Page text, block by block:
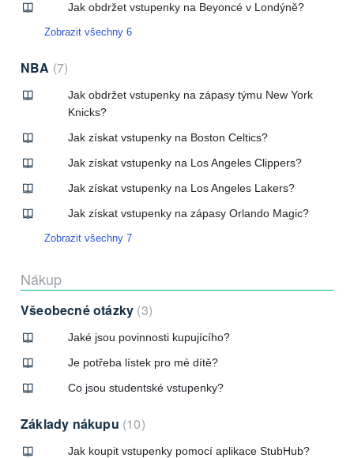
Jak obdržet vstupenky na Beyoncé v Londýně?
Zobrazit všechny 6
NBA 7
Jak obdržet vstupenky na zápasy týmu New York
Knicks?
Jak získat vstupenky na Boston Celtics?
Jak získat vstupenky na Los Angeles Clippers?
Jak získat vstupenky na Los Angeles Lakers?
Jak získat vstupenky na zápasy Orlando Magic?
Zobrazit všechny 7
Nákup
Všeobecné otázky 3
Jaké jsou povinnosti kupujícího?
Je potřeba lístek pro mé dítě?
Co jsou studentské vstupenky?
Základy nákupu 10
Jak koupit vstupenky pomocí aplikace StubHub?